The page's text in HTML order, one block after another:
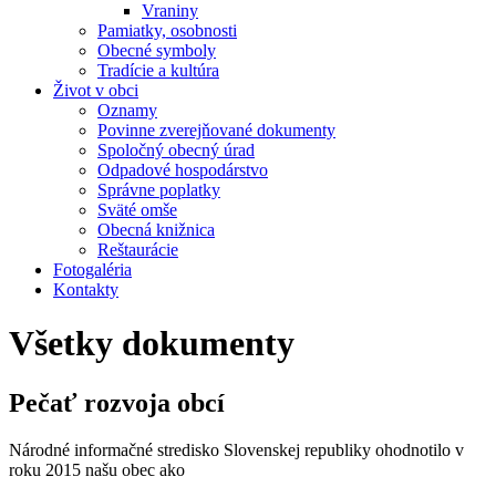
Vraniny
Pamiatky, osobnosti
Obecné symboly
Tradície a kultúra
Život v obci
Oznamy
Povinne zverejňované dokumenty
Spoločný obecný úrad
Odpadové hospodárstvo
Správne poplatky
Sväté omše
Obecná knižnica
Reštaurácie
Fotogaléria
Kontakty
Všetky dokumenty
Pečať rozvoja obcí
Národné informačné stredisko Slovenskej republiky ohodnotilo v
roku 2015 našu obec ako